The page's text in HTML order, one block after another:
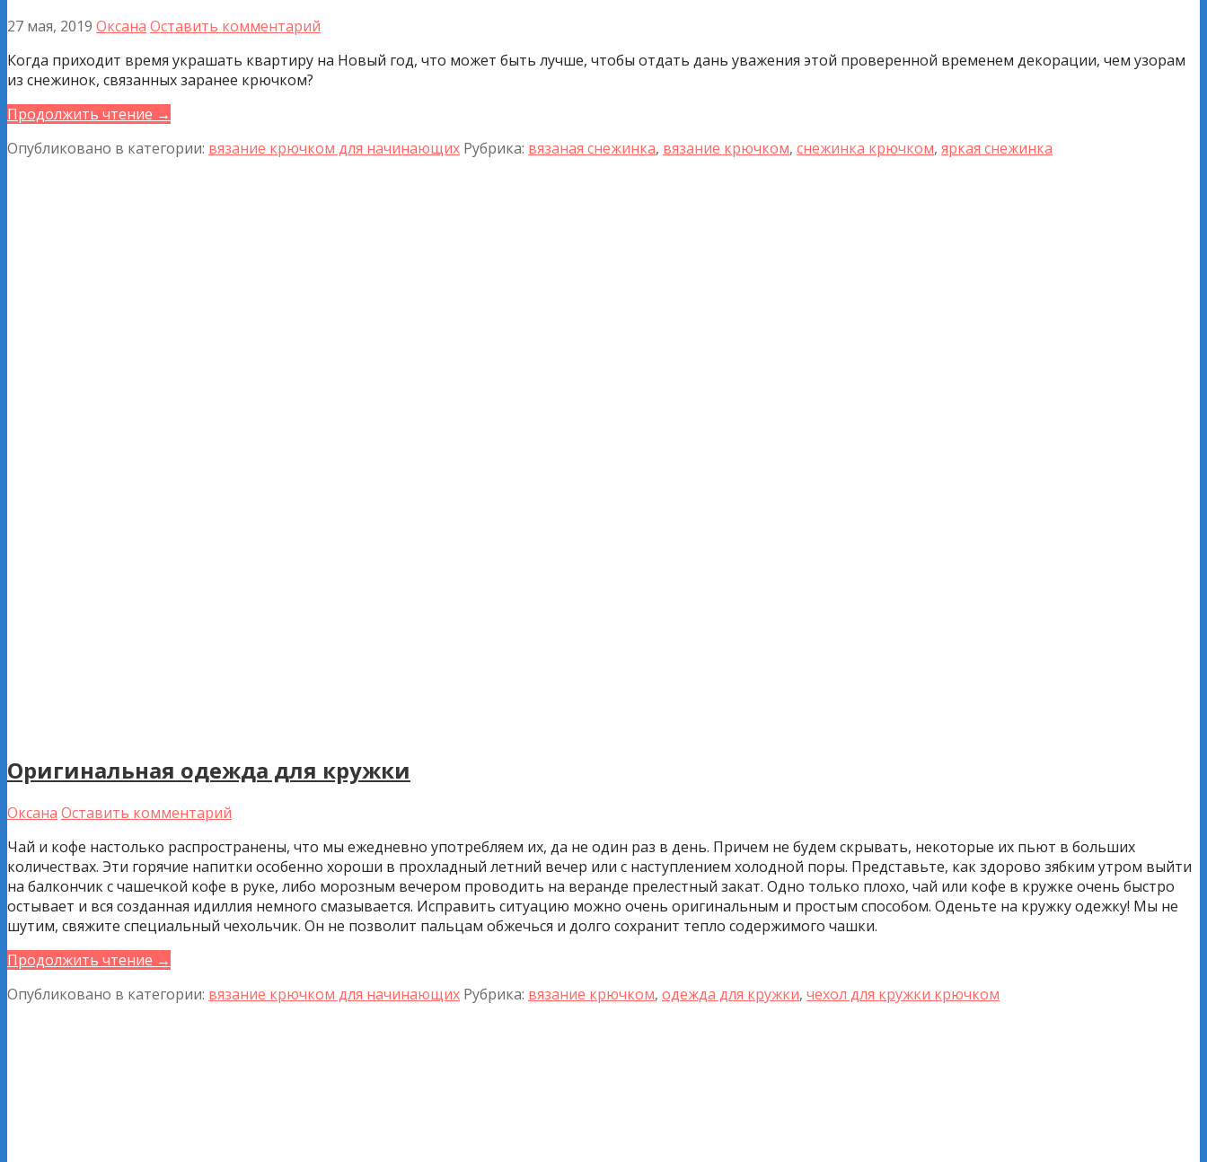
27 мая, 2019 Оксана Оставить комментарий
Когда приходит время украшать квартиру на Новый год, что может быть лучше, чтобы отдать дань уважения этой проверенной временем декорации, чем узорам
из снежинок, связанных заранее крючком?
Продолжить чтение →
Опубликовано в категории: вязание крючком для начинающих Рубрика: вязаная снежинка, вязание крючком, снежинка крючком, яркая снежинка
Оригинальная одежда для кружки
Оксана Оставить комментарий
Чай и кофе настолько распространены, что мы ежедневно употребляем их, да не один раз в день. Причем не будем скрывать, некоторые их пьют в больших
количествах. Эти горячие напитки особенно хороши в прохладный летний вечер или с наступлением холодной поры. Представьте, как здорово зябким утром выйти
на балкончик с чашечкой кофе в руке, либо морозным вечером проводить на веранде прелестный закат. Одно только плохо, чай или кофе в кружке очень быстро
остывает и вся созданная идиллия немного смазывается. Исправить ситуацию можно очень оригинальным и простым способом. Оденьте на кружку одежку! Мы не
шутим, свяжите специальный чехольчик. Он не позволит пальцам обжечься и долго сохранит тепло содержимого чашки.
Продолжить чтение →
Опубликовано в категории: вязание крючком для начинающих Рубрика: вязание крючком, одежда для кружки, чехол для кружки крючком